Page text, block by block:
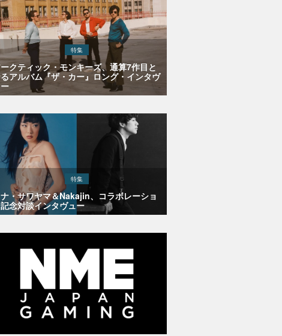
特集
クティック・モンキーズ、通算7作目と
アルバム『ザ・カー』ロング・インタヴ
特集
ナ・サワヤマ＆Nakajin、コラボレーショ
念対談インタヴュー